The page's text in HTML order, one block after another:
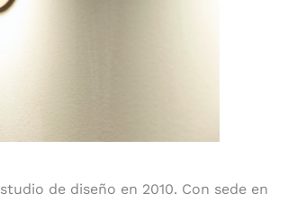
de diseño en 2010. Con sede en